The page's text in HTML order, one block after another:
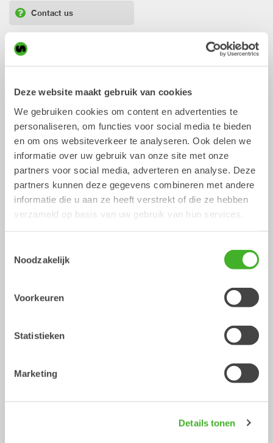
Deze website maakt gebruik van cookies
We gebruiken cookies om content en advertenties te
personaliseren, om functies voor social media te bieden
en om ons websiteverkeer te analyseren. Ook delen we
informatie over uw gebruik van onze site met onze
partners voor social media, adverteren en analyse. Deze
partners kunnen deze gegevens combineren met andere
informatie die u aan ze heeft verstrekt of die ze hebben
verzameld op basis van uw gebruik van hun services.
Noodzakelijk
Voorkeuren
Statistieken
Marketing
Details tonen
Contact us
CUSTOM BUILD
Bak
Ontwerp uw eigen bak
Die ene bak… die zou mijn werk sneller en
eenvoudiger maken…
Ooit die gedachte gehad?
Wij weten dat veel ervaren machinisten soms specifieke
wensen hebben! Als toonaangevende leverancier van
onze online tool kunt u de bak naar eigen wens
afhankelijk van de keuzes die u maakt. Nadat u het
produceren en verzenden naar het adres van uw keuze.